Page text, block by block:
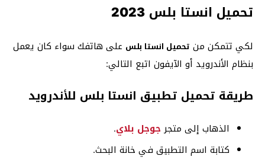
تحميل انستا بلس 2023
لكي تتمكن من تحميل انستا بلس على هاتفك سواء كان يعمل
بنظام الأندرويد أو الآيفون اتبع التالي:
طريقة تحميل تطبيق انستا بلس للأندرويد
الذهاب إلى متجر جوجل بلاي.
كتابة اسم التطبيق في خانة البحث.